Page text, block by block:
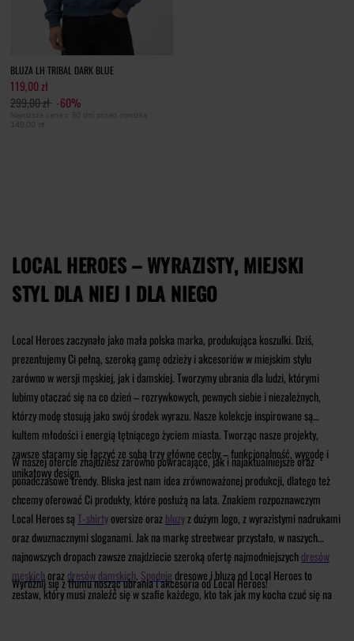
BLUZA LH TRIBAL DARK BLUE
119,00 zł
299,00 zł -60%
Najniższa cena z 30 dni przed obniżką
149,00 zł
LOCAL HEROES – WYRAZISTY, MIEJSKI
STYL DLA NIEJ I DLA NIEGO
Local Heroes zaczynało jako mała polska marka, produkująca koszulki. Dziś,
prezentujemy Ci pełną, szeroką gamę odzieży i akcesoriów w miejskim stylu
zarówno w wersji męskiej, jak i damskiej. Tworzymy ubrania dla ludzi, którymi
lubimy otaczać się na co dzień – rozrywkowych, pewnych siebie i niezależnych,
którzy modę stosują jako swój środek wyrazu. Nasze kolekcje inspirowane są
kultem młodości i energią tętniącego życiem miasta. Tworząc nasze projekty,
zawsze staramy się łączyć ze sobą trzy główne cechy – funkcjonalność, wygodę i
unikatowy design.
W naszej ofercie znajdziesz zarówno powracające, jak i najaktualniejsze oraz
ponadczasowe trendy. Bliska jest nam idea zrównoważonej produkcji, dlatego też
chcemy oferować Ci produkty, które posłużą na lata. Znakiem rozpoznawczym
Local Heroes sąT-shirtyoversize orazbluzyz dużym logo, z wyrazistymi nadrukami
oraz dwuznacznymi sloganami. Jak na markę streetwear przystało, w naszych
najnowszych dropach zawsze znajdziecie szeroką ofertę najmodniejszychdresów
męskichorazdresów damskich. Spodniedresowe i bluza od Local Heroes to
zestaw, który musi znaleźć się w szafie każdego, kto tak jak my kocha czuć się na
Wyróżnij się z tłumu nosząc ubrania i akcesoria od Local Heroes!